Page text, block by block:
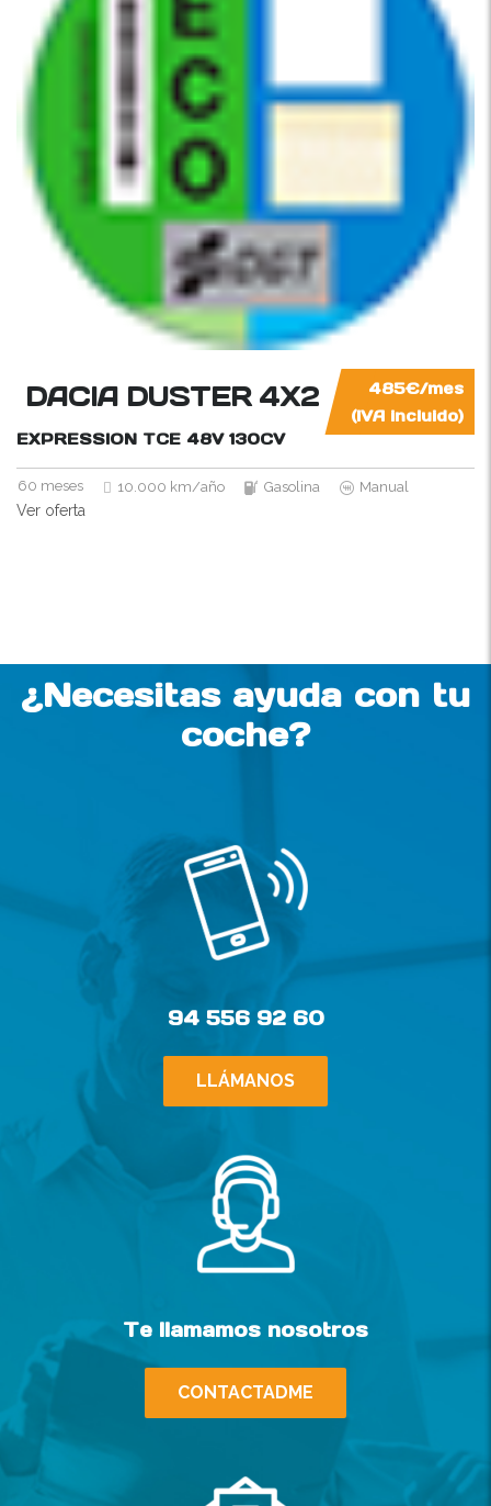
485€/mes
(IVA incluido)
DACIA DUSTER 4X2
EXPRESSION TCE 48V 130CV
60 meses 10.000 km/año Gasolina Manual
Ver oferta
¿Necesitas ayuda con tu
coche?
94 556 92 60
LLÁMANOS
Te llamamos nosotros
CONTACTADME